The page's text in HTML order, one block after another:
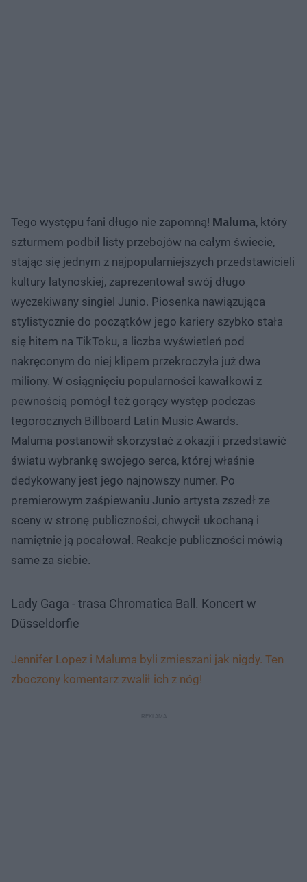
Tego występu fani długo nie zapomną! Maluma, który
szturmem podbił listy przebojów na całym świecie,
stając się jednym z najpopularniejszych przedstawicieli
kultury latynoskiej, zaprezentował swój długo
wyczekiwany singiel Junio. Piosenka nawiązująca
stylistycznie do początków jego kariery szybko stała
się hitem na TikToku, a liczba wyświetleń pod
nakręconym do niej klipem przekroczyła już dwa
miliony. W osiągnięciu popularności kawałkowi z
pewnością pomógł też gorący występ podczas
tegorocznych Billboard Latin Music Awards.
Maluma postanowił skorzystać z okazji i przedstawić
światu wybrankę swojego serca, której właśnie
dedykowany jest jego najnowszy numer. Po
premierowym zaśpiewaniu Junio artysta zszedł ze
sceny w stronę publiczności, chwycił ukochaną i
namiętnie ją pocałował. Reakcje publiczności mówią
same za siebie.
Lady Gaga - trasa Chromatica Ball. Koncert w
Düsseldorfie
Jennifer Lopez i Maluma byli zmieszani jak nigdy. Ten
zboczony komentarz zwalił ich z nóg!